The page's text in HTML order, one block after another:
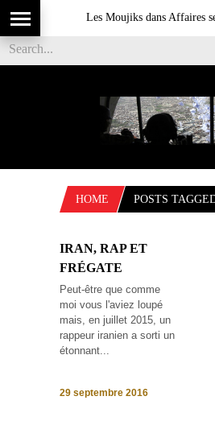
Les Moujiks dans Affaires
HOME POSTS
IRAN, RAP ET
FRÉGATE
Peut-être que comme
moi vous l'aviez loupé
mais, en juillet 2015, un
rappeur iranien a sorti un
étonnant...
29 septembre 2016